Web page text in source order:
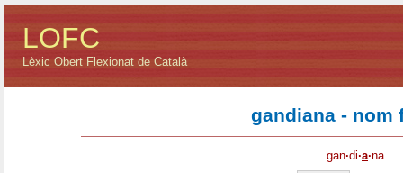
LOFC
Lèxic Obert Flexionat de Català
gandiana - nom
gan·di·a·na